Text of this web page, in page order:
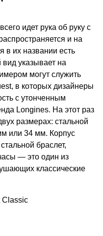
идет рука об руку с
и на
в их названии есть
указывает на
могут служить
в которых дизайнеры
с утонченным
Longines. На этот раз
размерах: стальной
или 34 мм. Корпус
браслет,
— это один из
классические